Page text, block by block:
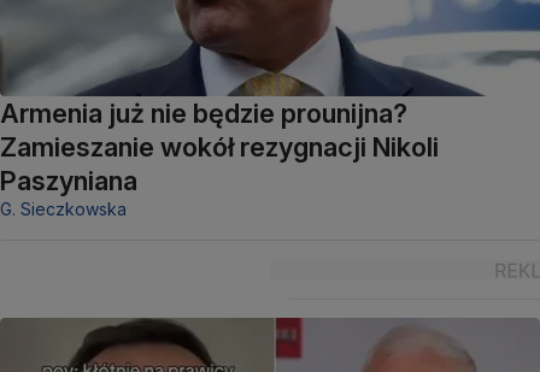
Armenia już nie będzie prounijna?
Zamieszanie wokół rezygnacji Nikoli
Paszyniana
G. Sieczkowska